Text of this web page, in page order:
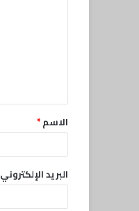
ق
*الاسم*
البريد الإلكتروني